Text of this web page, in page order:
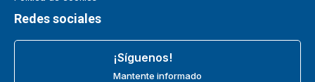
Redes sociales
¡Síguenos!
Mantente informado